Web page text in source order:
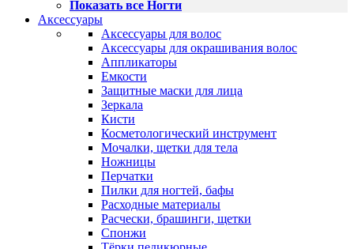
Показать все Ногти
Аксессуары
Аксессуары для волос
Аксессуары для окрашивания волос
Аппликаторы
Емкости
Защитные маски для лица
Зеркала
Кисти
Косметологический инструмент
Мочалки, щетки для тела
Ножницы
Перчатки
Пилки для ногтей, бафы
Расходные материалы
Расчески, брашинги, щетки
Спонжи